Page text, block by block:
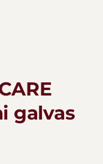
galvas